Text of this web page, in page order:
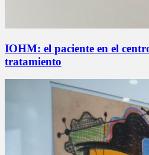
IOHM: el paciente en el
tratamiento